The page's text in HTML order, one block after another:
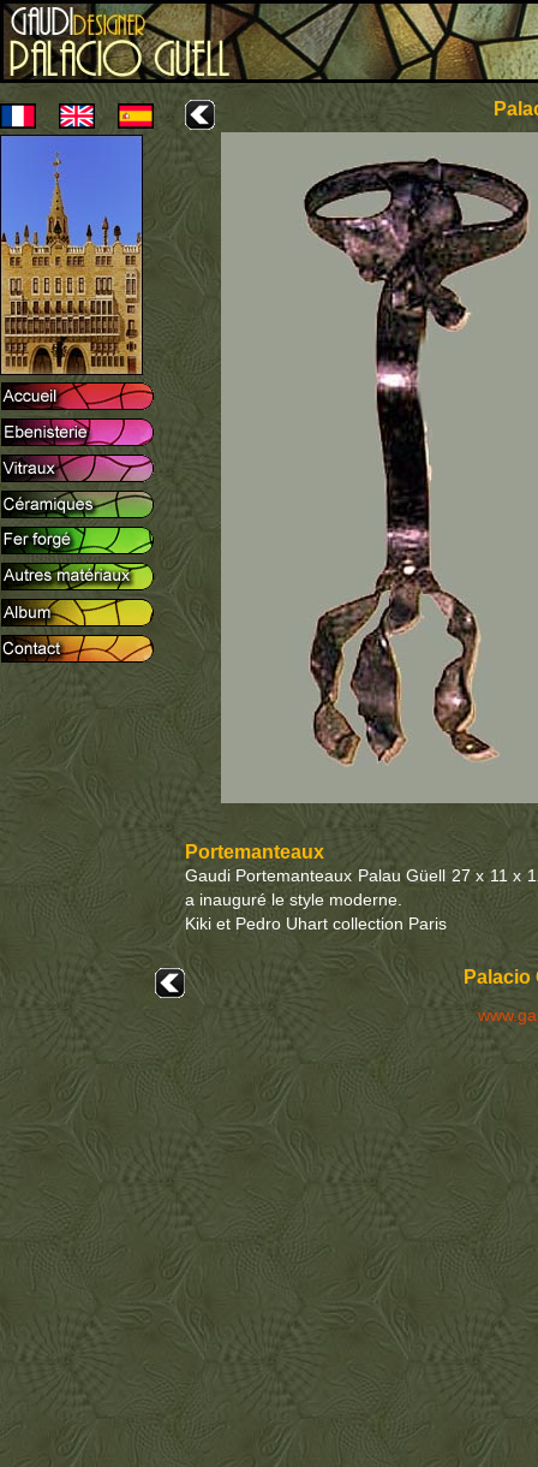
Portemanteaux
Gaudi Portemanteaux Palau Güell 27 x 11 x
a inauguré le style moderne.
Kiki et Pedro Uhart collection Paris
Palacio